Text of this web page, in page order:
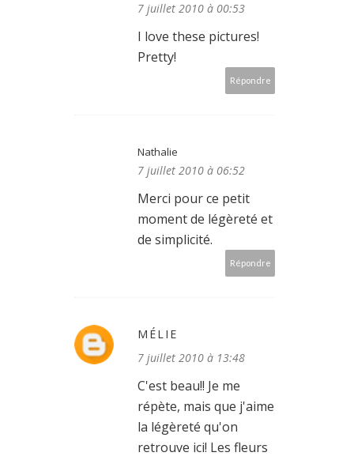
7 juillet 2010 à 00:53
I love these pictures!
Pretty!
Répondre
Nathalie
7 juillet 2010 à 06:52
Merci pour ce petit
moment de légèreté et
de simplicité.
Répondre
MÉLIE
7 juillet 2010 à 13:48
C'est beau!! Je me
répète, mais que j'aime
la légèreté qu'on
retrouve ici! Les fleurs